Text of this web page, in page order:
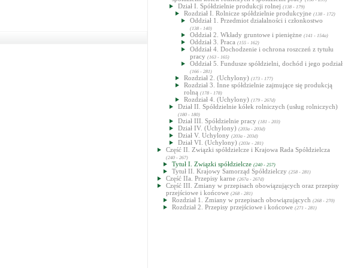
Dział I. Spółdzielnie produkcji rolnej (138 - 179)
Rozdział I. Rolnicze spółdzielnie produkcyjne (138 - 172)
Oddział 1. Przedmiot działalności i członkostwo
(138 - 140)
Oddział 2. Wkłady gruntowe i pieniężne (141 - 154a)
Oddział 3. Praca (155 - 162)
Oddział 4. Dochodzenie i ochrona roszczeń z tytułu
pracy (163 - 165)
Oddział 5. Fundusze spółdzielni, dochód i jego podział
(166 - 281)
Rozdział 2. (Uchylony) (173 - 177)
Rozdział 3. Inne spółdzielnie zajmujące się produkcją
rolną (178 - 178)
Rozdział 4. (Uchylony) (179 - 267d)
Dział II. Spółdzielnie kółek rolniczych (usług rolniczych)
(180 - 180)
Dział III. Spółdzielnie pracy (181 - 203)
Dział IV. (Uchylony) (203a - 203d)
Dział V. Uchylony (203a - 203d)
Dział VI. (Uchylony) (203e - 281)
Część II. Związki spółdzielcze i Krajowa Rada Spółdzielcza
(240 - 267)
Tytuł I. Związki spółdzielcze (240 - 257)
Tytuł II. Krajowy Samorząd Spółdzielczy (258 - 281)
Część IIa. Przepisy karne (267a - 267d)
Część III. Zmiany w przepisach obowiązujących oraz przepisy
przejściowe i końcowe (268 - 281)
Rozdział 1. Zmiany w przepisach obowiązujących (268 - 270)
Rozdział 2. Przepisy przejściowe i końcowe (271 - 281)